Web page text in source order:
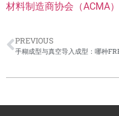
材料制造商协会（ACMA）
PREVIOUS